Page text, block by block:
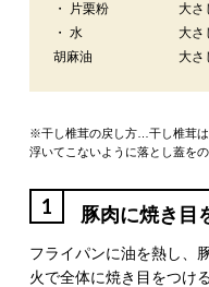
・ 片栗粉
大さ
・ 水
大さ
胡麻油
大さ
※干し椎茸の戻し方…干し椎茸は
浮いてこないように落とし蓋を
1 豚肉に焼き目
フライパンに油を熱し、
火で全体に焼き目をつけ